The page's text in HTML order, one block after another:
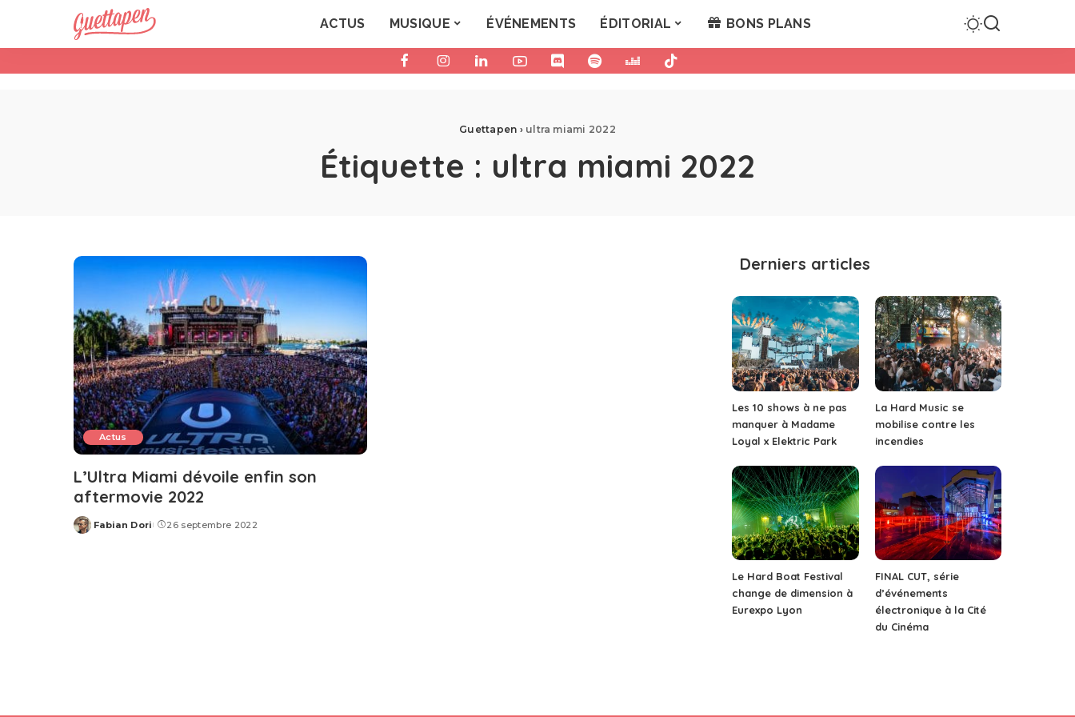
ACTUS MUSIQUE ÉVÉNEMENTS ÉDITORIAL BONS PLANS
Guettapen › ultra miami 2022
Étiquette : ultra miami 2022
Actus
L’Ultra Miami dévoile enfin son
aftermovie 2022
Posted
Fabian Dori 26 septembre 2022
Derniers articles
Les 10 shows à ne pas
manquer à Madame
Loyal x Elektric Park
La Hard Music se
mobilise contre les
incendies
Le Hard Boat Festival
change de dimension à
Eurexpo Lyon
FINAL CUT, série
d’événements
électronique à la Cité
du Cinéma